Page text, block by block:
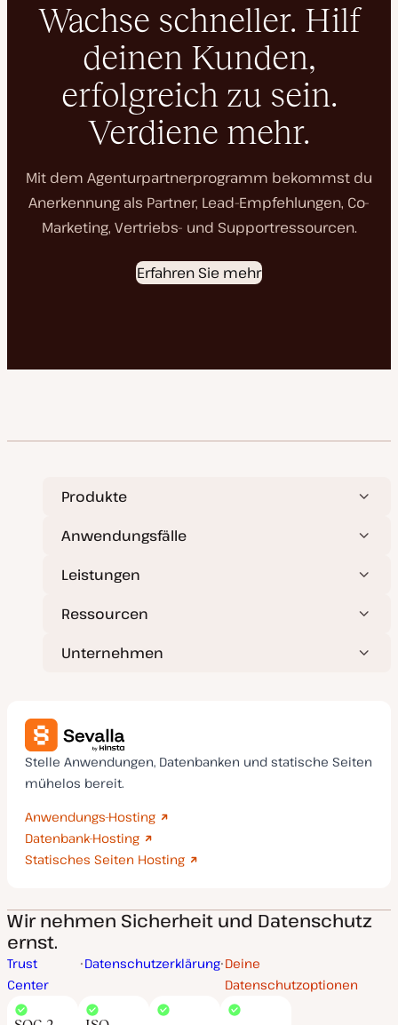
Wachse schneller. Hilf
deinen Kunden,
erfolgreich zu sein.
Verdiene mehr.
Mit dem Agenturpartnerprogramm bekommst du
Anerkennung als Partner, Lead-Empfehlungen, Co-
Marketing, Vertriebs- und Supportressourcen.
Erfahren Sie mehr
Produkte
Anwendungsfälle
Leistungen
Ressourcen
Unternehmen
Stelle Anwendungen, Datenbanken und statische Seiten
mühelos bereit.
Anwendungs-Hosting
Datenbank-Hosting
Statisches Seiten Hosting
Wir nehmen Sicherheit und Datenschutz
ernst.
Trust
Center
Datenschutzerklärung Deine
Datenschutzoptionen